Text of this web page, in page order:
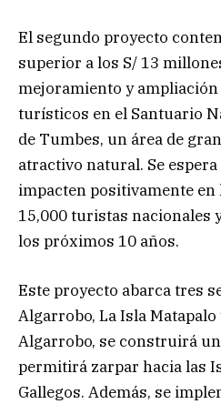
El segundo proyecto
superior a los S/ 13
mejoramiento y
turísticos en el Santuario
de Tumbes, un área de
atractivo natural. Se
impacten positivamente en
15,000 turistas nacionales
los próximos 10 años.
Este proyecto abarca tres
Algarrobo, La Isla Matapalo
Algarrobo, se construirá
permitirá zarpar hacia las
Gallegos. Además, se